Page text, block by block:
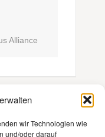
wir Technologien wie
und/oder darauf
Alliance